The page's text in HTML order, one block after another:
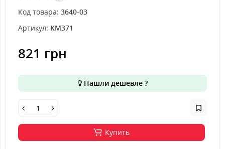
Код товара: 3640-03
Артикул: KM371
821 грн
Нашли дешевле ?
Купить